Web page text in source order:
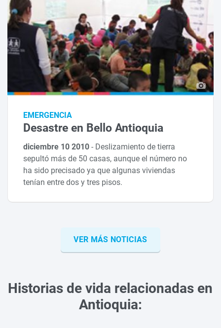
EMERGENCIA
Desastre en Bello Antioquia
diciembre 10 2010- Deslizamiento de tierra
sepultó más de 50 casas, aunque el número no
ha sido precisado ya que algunas viviendas
tenían entre dos y tres pisos.
VER MÁS NOTICIAS
Historias de vida relacionadas en
Antioquia: